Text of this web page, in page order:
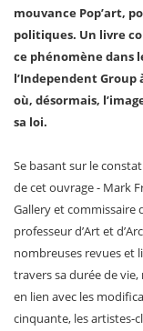
mouvance Pop’art,
politiques. Un livre
ce phénomène dans
l’Independent Group
où, désormais,
sa loi.
Se basant sur le
de cet ouvrage - Mark
Gallery et commissaire
professeur d’Art et
nombreuses revues et
travers sa durée de vie,
en lien avec les
cinquante, les artistes-